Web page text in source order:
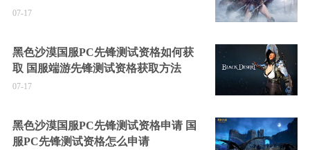
07-17
黑色沙漠国服PC先锋测试资格如何获
取 国服端游先锋测试资格获取方法
07-17
黑色沙漠国服PC先锋测试资格申请 国
服PC先锋测试资格怎么申请